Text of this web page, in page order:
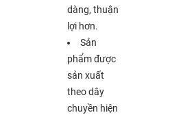
dàng, thuận
lợi hơn.
Sản
phẩm được
sản xuất
theo dây
chuyền hiện